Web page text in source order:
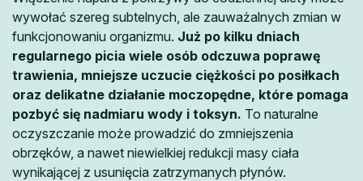
wywołać szereg subtelnych, ale zauważalnych zmian w
funkcjonowaniu organizmu. Już po kilku dniach
regularnego picia wiele osób odczuwa poprawę
trawienia, mniejsze uczucie ciężkości po posiłkach
oraz delikatne działanie moczopędne, które pomaga
pozbyć się nadmiaru wody i toksyn. To naturalne
oczyszczanie może prowadzić do zmniejszenia
obrzęków, a nawet niewielkiej redukcji masy ciała
wynikającej z usunięcia zatrzymanych płynów.